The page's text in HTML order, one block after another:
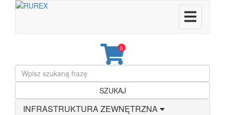
0
SZUKAJ
INFRASTRUKTURA ZEWNĘTRZNA